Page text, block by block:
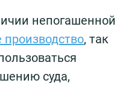
непогашенной
, так
суда,